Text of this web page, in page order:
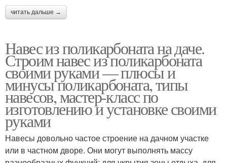
читать дальше →
Навес из поликарбоната на даче.
Строим навес из поликарбоната
своими руками — плюсы и
минусы поликарбоната, типы
навесов, мастер-класс по
изготовлению и установке своими
руками
Навесы довольно частое строение на дачном участке
или в частном дворе. Они могут выполнять массу